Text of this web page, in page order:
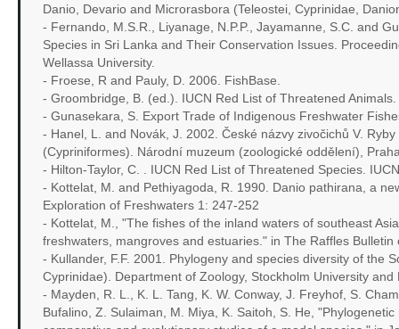
Danio, Devario and Microrasbora (Teleostei, Cyprinidae,
- Fernando, M.S.R., Liyanage, N.P.P., Jayamanne, S.C. and
Species in Sri Lanka and Their Conservation Issues.
Wellassa University.
- Froese, R and Pauly, D. 2006. FishBase.
- Groombridge, B. (ed.). IUCN Red List of Threatened
- Gunasekara, S. Export Trade of Indigenous Freshwater
- Hanel, L. and Novák, J. 2002. České názvy zivočichů V.
(Cypriniformes). Národní muzeum (zoologické oddělení),
- Hilton-Taylor, C. . IUCN Red List of Threatened Species.
- Kottelat, M. and Pethiyagoda, R. 1990. Danio pathirana, a
Exploration of Freshwaters 1: 247-252
- Kottelat, M., "The fishes of the inland waters of southeast
freshwaters, mangroves and estuaries." in The Raffles
- Kullander, F.F. 2001. Phylogeny and species diversity of the
Cyprinidae). Department of Zoology, Stockholm University and
- Mayden, R. L., K. L. Tang, K. W. Conway, J. Freyhof, S.
Bufalino, Z. Sulaiman, M. Miya, K. Saitoh, S. He,